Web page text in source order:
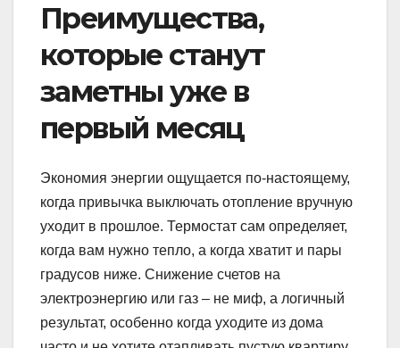
Преимущества,
которые станут
заметны уже в
первый месяц
Экономия энергии ощущается по-настоящему,
когда привычка выключать отопление вручную
уходит в прошлое. Термостат сам определяет,
когда вам нужно тепло, а когда хватит и пары
градусов ниже. Снижение счетов на
электроэнергию или газ – не миф, а логичный
результат, особенно когда уходите из дома